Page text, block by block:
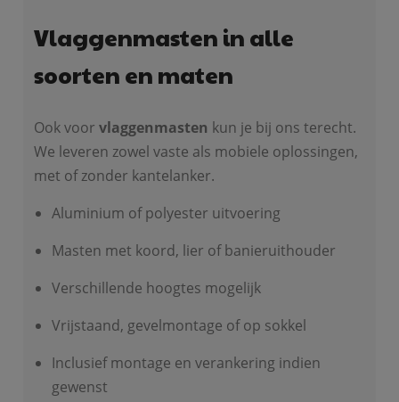
Vlaggenmasten in alle
soorten en maten
Ook voor vlaggenmasten kun je bij ons terecht.
We leveren zowel vaste als mobiele oplossingen,
met of zonder kantelanker.
Aluminium of polyester uitvoering
Masten met koord, lier of banieruithouder
Verschillende hoogtes mogelijk
Vrijstaand, gevelmontage of op sokkel
Inclusief montage en verankering indien
gewenst